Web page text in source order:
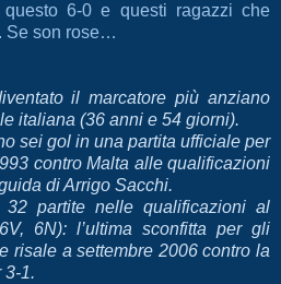
6-0 e questi ragazzi che
Se son rose…
il marcatore più anziano
italiana (36 anni e 54 giorni).
sei gol in una partita ufficiale per
contro Malta alle qualificazioni
di Arrigo Sacchi.
32 partite nelle qualificazioni al
6N): l’ultima sconfitta per gli
risale a settembre 2006 contro la
3-1.